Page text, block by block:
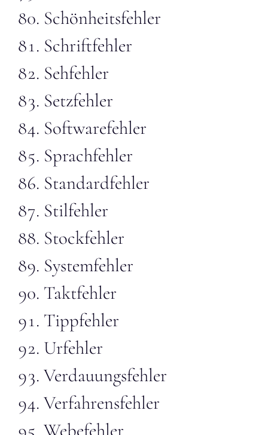
Schönheitsfehler
Schriftfehler
Sehfehler
Setzfehler
Softwarefehler
Sprachfehler
Standardfehler
Stilfehler
Stockfehler
Systemfehler
Taktfehler
Tippfehler
Urfehler
Verdauungsfehler
Verfahrensfehler
Webefehler